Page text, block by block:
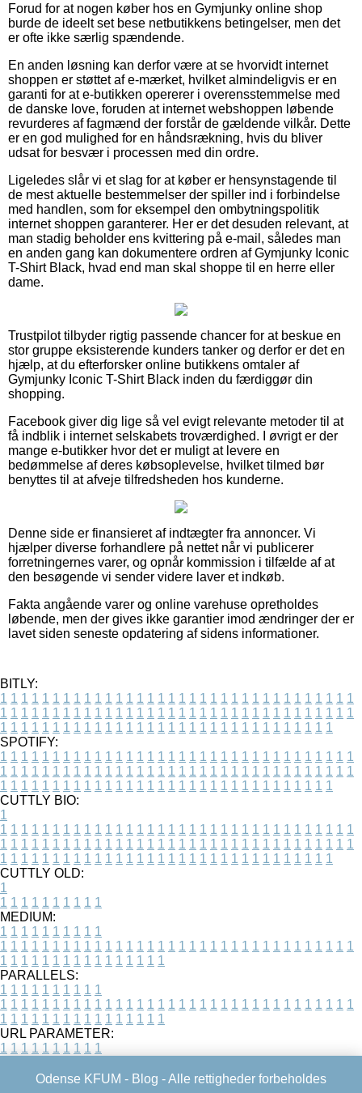
Forud for at nogen køber hos en Gymjunky online shop
burde de ideelt set bese netbutikkens betingelser, men det
er ofte ikke særlig spændende.
En anden løsning kan derfor være at se hvorvidt internet
shoppen er støttet af e-mærket, hvilket almindeligvis er en
garanti for at e-butikken opererer i overensstemmelse med
de danske love, foruden at internet webshoppen løbende
revurderes af fagmænd der forstår de gældende vilkår. Dette
er en god mulighed for en håndsrækning, hvis du bliver
udsat for besvær i processen med din ordre.
Ligeledes slår vi et slag for at køber er hensynstagende til
de mest aktuelle bestemmelser der spiller ind i forbindelse
med handlen, som for eksempel den ombytningspolitik
internet shoppen garanterer. Her er det desuden relevant, at
man stadig beholder ens kvittering på e-mail, således man
en anden gang kan dokumentere ordren af Gymjunky Iconic
T-Shirt Black, hvad end man skal shoppe til en herre eller
dame.
Trustpilot tilbyder rigtig passende chancer for at beskue en
stor gruppe eksisterende kunders tanker og derfor er det en
hjælp, at du efterforsker online butikkens omtaler af
Gymjunky Iconic T-Shirt Black inden du færdiggør din
shopping.
Facebook giver dig lige så vel evigt relevante metoder til at
få indblik i internet selskabets troværdighed. I øvrigt er der
mange e-butikker hvor det er muligt at levere en
bedømmelse af deres købsoplevelse, hvilket tilmed bør
benyttes til at afveje tilfredsheden hos kunderne.
Denne side er finansieret af indtægter fra annoncer. Vi
hjælper diverse forhandlere på nettet når vi publicerer
forretningernes varer, og opnår kommission i tilfælde af at
den besøgende vi sender videre laver et indkøb.
Fakta angående varer og online varehuse opretholdes
løbende, men der gives ikke garantier imod ændringer der er
lavet siden seneste opdatering af sidens informationer.
BITLY:
1 1 1 1 1 1 1 1 1 1 1 1 1 1 1 1 1 1 1 1 1 1 1 1 1 1 1 1 1 1 1 1 1 1
1 1 1 1 1 1 1 1 1 1 1 1 1 1 1 1 1 1 1 1 1 1 1 1 1 1 1 1 1 1 1 1 1 1
1 1 1 1 1 1 1 1 1 1 1 1 1 1 1 1 1 1 1 1 1 1 1 1 1 1 1 1 1 1 1 1
SPOTIFY:
1 1 1 1 1 1 1 1 1 1 1 1 1 1 1 1 1 1 1 1 1 1 1 1 1 1 1 1 1 1 1 1 1 1
1 1 1 1 1 1 1 1 1 1 1 1 1 1 1 1 1 1 1 1 1 1 1 1 1 1 1 1 1 1 1 1 1 1
1 1 1 1 1 1 1 1 1 1 1 1 1 1 1 1 1 1 1 1 1 1 1 1 1 1 1 1 1 1 1 1
CUTTLY BIO:
1
1 1 1 1 1 1 1 1 1 1 1 1 1 1 1 1 1 1 1 1 1 1 1 1 1 1 1 1 1 1 1 1 1 1
1 1 1 1 1 1 1 1 1 1 1 1 1 1 1 1 1 1 1 1 1 1 1 1 1 1 1 1 1 1 1 1 1 1
1 1 1 1 1 1 1 1 1 1 1 1 1 1 1 1 1 1 1 1 1 1 1 1 1 1 1 1 1 1 1 1
CUTTLY OLD:
1
1 1 1 1 1 1 1 1 1 1
MEDIUM:
1 1 1 1 1 1 1 1 1 1
1 1 1 1 1 1 1 1 1 1 1 1 1 1 1 1 1 1 1 1 1 1 1 1 1 1 1 1 1 1 1 1 1 1
1 1 1 1 1 1 1 1 1 1 1 1 1 1 1 1
PARALLELS:
1 1 1 1 1 1 1 1 1 1
1 1 1 1 1 1 1 1 1 1 1 1 1 1 1 1 1 1 1 1 1 1 1 1 1 1 1 1 1 1 1 1 1 1
1 1 1 1 1 1 1 1 1 1 1 1 1 1 1 1
URL PARAMETER:
1 1 1 1 1 1 1 1 1 1
Odense KFUM - Blog - Alle rettigheder forbeholdes